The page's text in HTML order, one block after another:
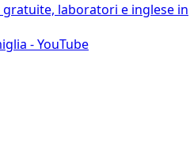
gratuite, laboratori e inglese in
- YouTube